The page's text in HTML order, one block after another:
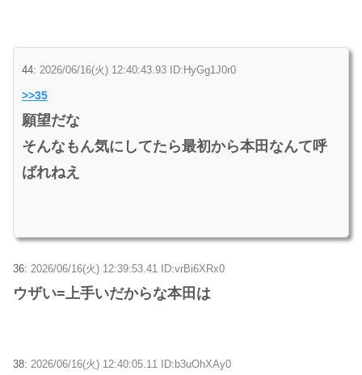
44: 2026/06/16(火) 12:40:43.93 ID:HyGg1J0r0
>>35
願望だな
そんなもん気にしてたら最初から本田なんて呼
ばれねえ
36: 2026/06/16(火) 12:39:53.41 ID:vrBi6XRx0
ウザい=上手いだからな本田は
38: 2026/06/16(火) 12:40:05.11 ID:b3uOhXAy0